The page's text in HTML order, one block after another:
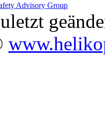
Advisory Group